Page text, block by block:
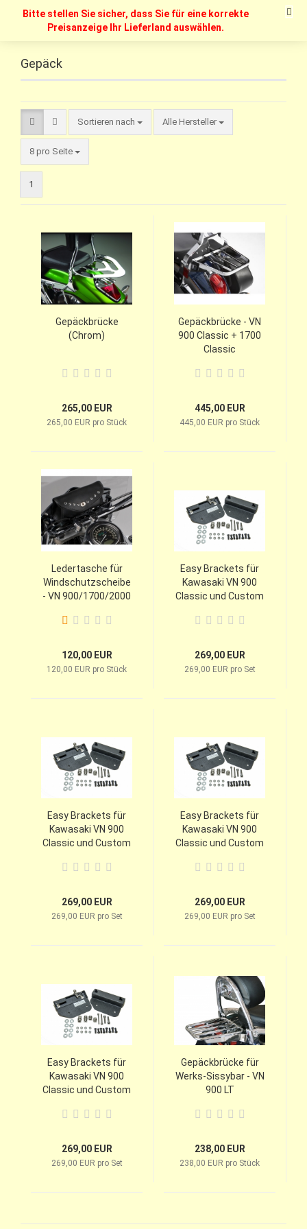
Bitte stellen Sie sicher, dass Sie für eine korrekte
Preisanzeige Ihr Lieferland auswählen.
Gepäck
Sortieren nach Alle Hersteller
8 pro Seite
1
Gepäckbrücke
(Chrom)
265,00 EUR
265,00 EUR pro Stück
Gepäckbrücke - VN
900 Classic + 1700
Classic
445,00 EUR
445,00 EUR pro Stück
Ledertasche für
Windschutzscheibe
- VN 900/1700/2000
120,00 EUR
120,00 EUR pro Stück
Easy Brackets für
Kawasaki VN 900
Classic und Custom
269,00 EUR
269,00 EUR pro Set
Easy Brackets für
Kawasaki VN 900
Classic und Custom
Rückenlehne
269,00 EUR
269,00 EUR pro Set
Easy Brackets für
Kawasaki VN 900
Classic und Custom
Paladin Rückenlehne
269,00 EUR
269,00 EUR pro Set
Easy Brackets für
Kawasaki VN 900
Classic und Custom
Rückenlehne
269,00 EUR
269,00 EUR pro Set
Gepäckbrücke für
Werks-Sissybar - VN
900 LT
238,00 EUR
238,00 EUR pro Stück